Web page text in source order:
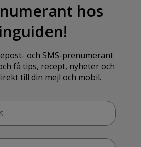
hos
och SMS-prenumerant
få tips, recept, nyheter och
till din mejl och mobil.